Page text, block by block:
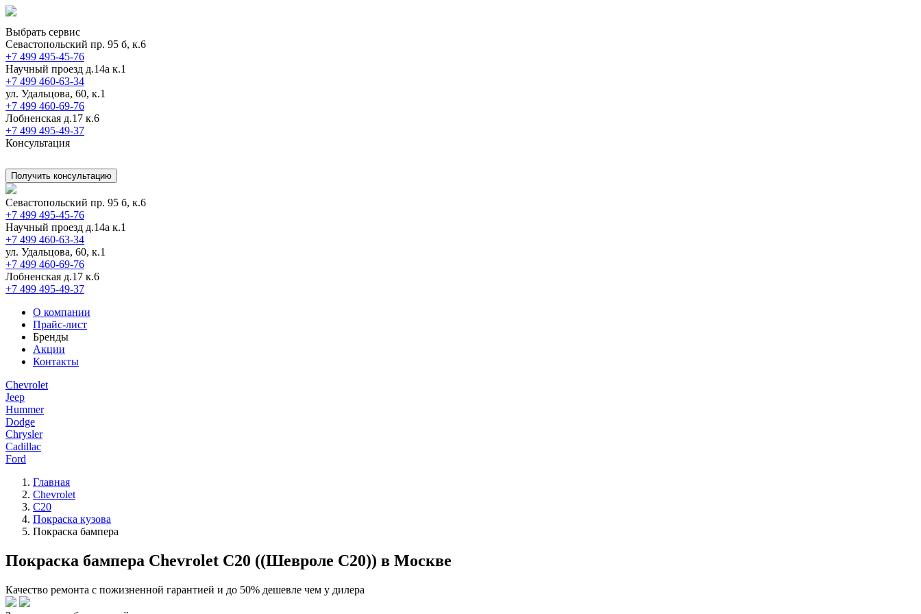
Выбрать сервис
Севастопольский пр. 95 б, к.6
+7 499 495-45-76
Научный проезд д.14а к.1
+7 499 460-63-34
ул. Удальцова, 60, к.1
+7 499 460-69-76
Лобненская д.17 к.6
+7 499 495-49-37
Консультация
Получить консультацию
Севастопольский пр. 95 б, к.6
+7 499 495-45-76
Научный проезд д.14а к.1
+7 499 460-63-34
ул. Удальцова, 60, к.1
+7 499 460-69-76
Лобненская д.17 к.6
+7 499 495-49-37
О компании
Прайс-лист
Бренды
Акции
Контакты
Chevrolet
Jeep
Hummer
Dodge
Chrysler
Cadillac
Ford
Главная
Chevrolet
C20
Покраска кузова
Покраска бампера
Покраска бампера Chevrolet C20 ((Шевроле С20)) в Москве
Качество ремонта с пожизненной гарантией и до 50% дешевле чем у дилера